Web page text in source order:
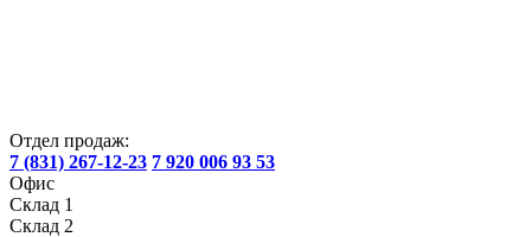
Отдел продаж:
7 (831) 267-12-23 7 920 006 93 53
Офис
Склад 1
Склад 2